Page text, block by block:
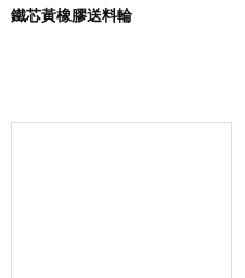
鐵芯黃橡膠送料輪